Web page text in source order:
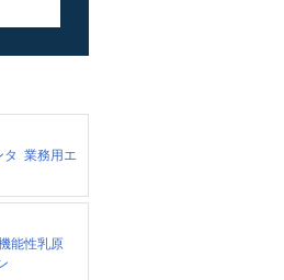
タ 業務用エ
能性乳原